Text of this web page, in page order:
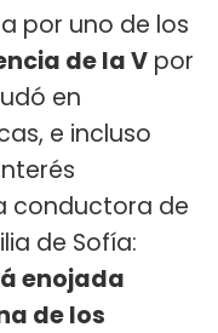
por uno de los
de la V por
en
e incluso
conductora de
de Sofía:
enojada
de los